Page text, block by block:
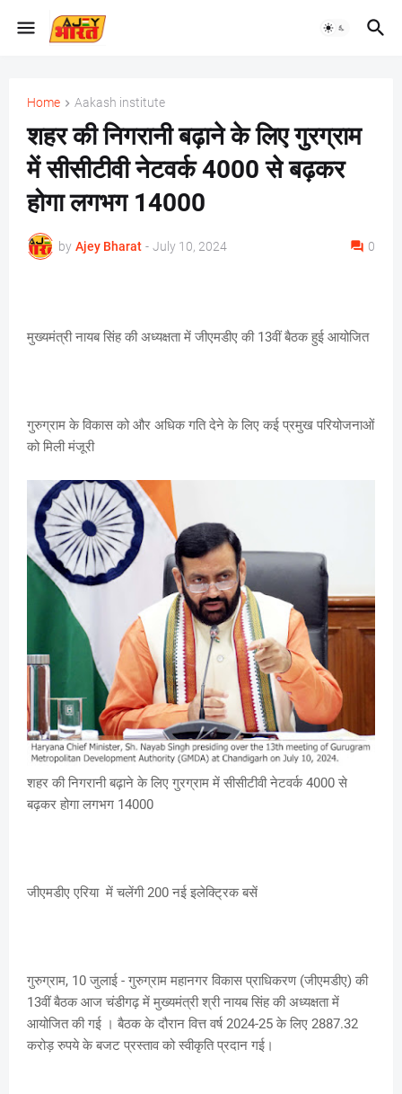
Home Aakash institute
शहर की निगरानी बढ़ाने के लिए गुरग्राम
में सीसीटीवी नेटवर्क 4000 से बढ़कर
होगा लगभग 14000
by Ajey Bharat - July 10, 2024 0
मुख्यमंत्री नायब सिंह की अध्यक्षता में जीएमडीए की 13वीं बैठक हुई आयोजित
गुरुग्राम के विकास को और अधिक गति देने के लिए कई प्रमुख परियोजनाओं
को मिली मंजूरी
शहर की निगरानी बढ़ाने के लिए गुरग्राम में सीसीटीवी नेटवर्क 4000 से
बढ़कर होगा लगभग 14000
जीएमडीए एरिया में चलेंगी 200 नई इलेक्ट्रिक बसें
गुरुग्राम, 10 जुलाई - गुरुग्राम महानगर विकास प्राधिकरण (जीएमडीए) की
13वीं बैठक आज चंडीगढ़ में मुख्यमंत्री श्री नायब सिंह की अध्यक्षता में
आयोजित की गई । बैठक के दौरान वित्त वर्ष 2024-25 के लिए 2887.32
करोड़ रुपये के बजट प्रस्ताव को स्वीकृति प्रदान गई।